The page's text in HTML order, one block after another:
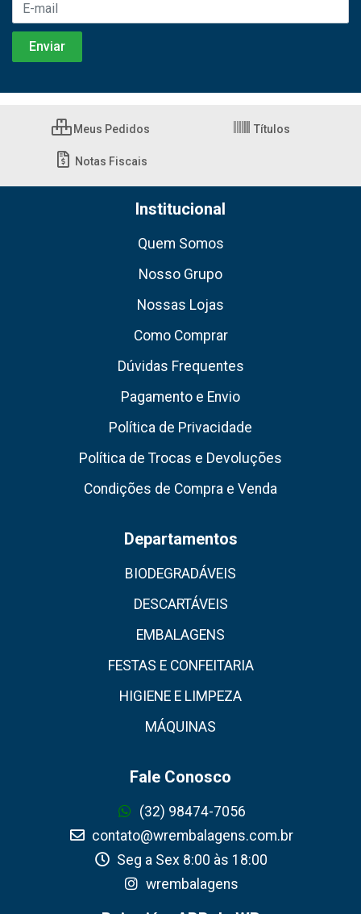
Meus Pedidos Títulos
Notas Fiscais
Institucional
Quem Somos
Nosso Grupo
Nossas Lojas
Como Comprar
Dúvidas Frequentes
Pagamento e Envio
Política de Privacidade
Política de Trocas e Devoluções
Condições de Compra e Venda
Departamentos
BIODEGRADÁVEIS
DESCARTÁVEIS
EMBALAGENS
FESTAS E CONFEITARIA
HIGIENE E LIMPEZA
MÁQUINAS
Fale Conosco
(32) 98474-7056
contato@wrembalagens.com.br
Seg a Sex 8:00 às 18:00
wrembalagens